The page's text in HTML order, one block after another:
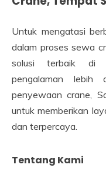
Untuk mengatasi
dalam proses sewa
solusi terbaik di
pengalaman
penyewaan crane,
untuk memberikan
dan terpercaya.
Tentang Kami